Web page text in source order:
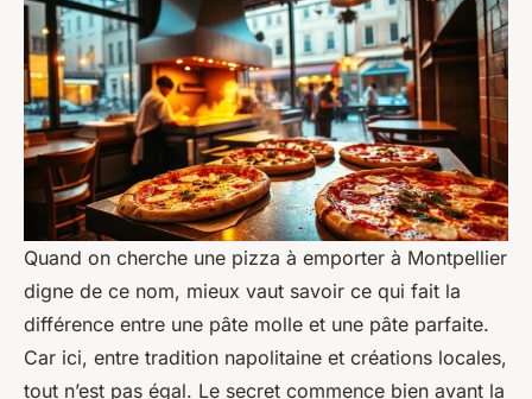
Quand on cherche une pizza à emporter à Montpellier
digne de ce nom, mieux vaut savoir ce qui fait la
différence entre une pâte molle et une pâte parfaite.
Car ici, entre tradition napolitaine et créations locales,
tout n’est pas égal. Le secret commence bien avant la